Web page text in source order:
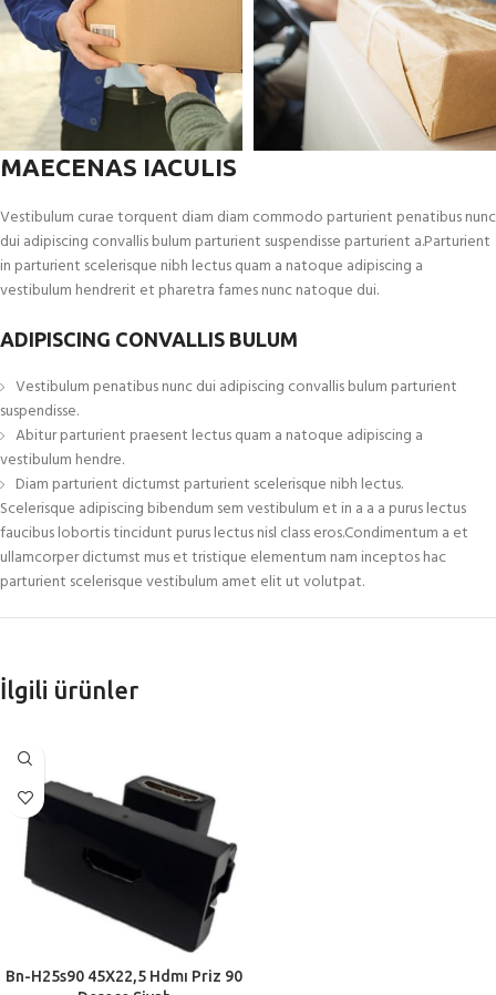
MAECENAS IACULIS
Vestibulum curae torquent diam diam commodo parturient penatibus nunc
dui adipiscing convallis bulum parturient suspendisse parturient a.Parturient
in parturient scelerisque nibh lectus quam a natoque adipiscing a
vestibulum hendrerit et pharetra fames nunc natoque dui.
ADIPISCING CONVALLIS BULUM
Vestibulum penatibus nunc dui adipiscing convallis bulum parturient
suspendisse.
Abitur parturient praesent lectus quam a natoque adipiscing a
vestibulum hendre.
Diam parturient dictumst parturient scelerisque nibh lectus.
Scelerisque adipiscing bibendum sem vestibulum et in a a a purus lectus
faucibus lobortis tincidunt purus lectus nisl class eros.Condimentum a et
ullamcorper dictumst mus et tristique elementum nam inceptos hac
parturient scelerisque vestibulum amet elit ut volutpat.
İlgili ürünler
Bn-H25s90 45X22,5 Hdmı Priz 90